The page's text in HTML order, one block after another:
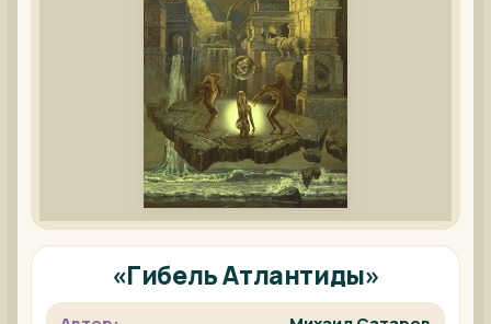
«Гибель Атлантиды»